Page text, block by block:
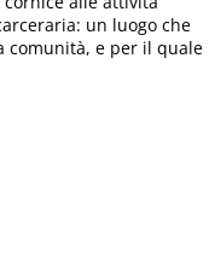
un luogo che
comunità, e per il quale